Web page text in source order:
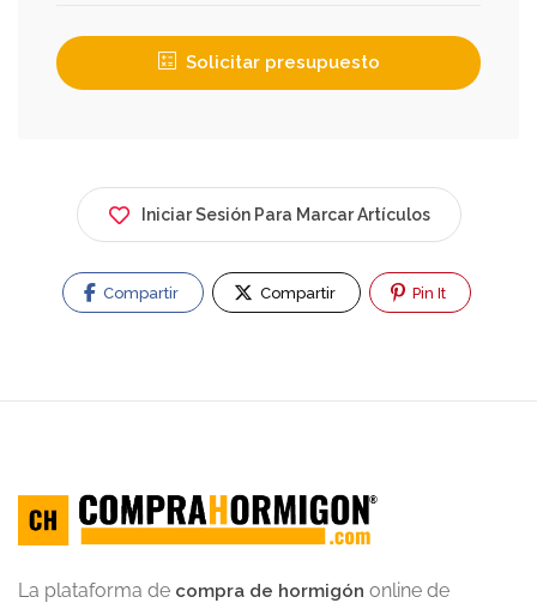
Solicitar presupuesto
Iniciar Sesión Para Marcar Artículos
Compartir Compartir Pin It
La plataforma de compra de hormigón online de